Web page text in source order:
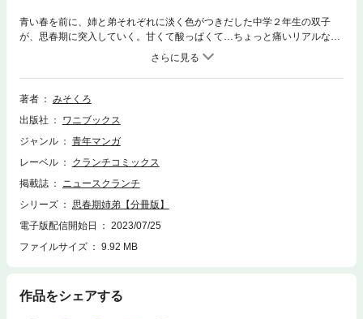
青い春を前に、姉と弟それぞれに淡く色がつきだした中学２年生の双子
が、思春期に突入していく。甘くて酸っぱくて…ちょっと痛いリアルな日
常。「オレってなんだろう…」「ぼく」から「オレ」に変えるのも悩む年
頃の日野陽介。最近の悩みは双子の姉・みかげに勝てないこと…。身長で
も勉強でも運動でも自分よりも上にいるみかげに、いつもマウントを取ら
れる陽介はすっかり女子が苦手になる。中学２年生になり、いろいろ変化
著者
みそくろ
出版社
ワニブックス
ジャンル
青年マンガ
レーベル
クランチコミックス
掲載誌
ニュースクランチ
シリーズ
思春期姉弟【分冊版】
電子版配信開始日
2023/07/25
ファイルサイズ
9.92 MB
作品をシェアする